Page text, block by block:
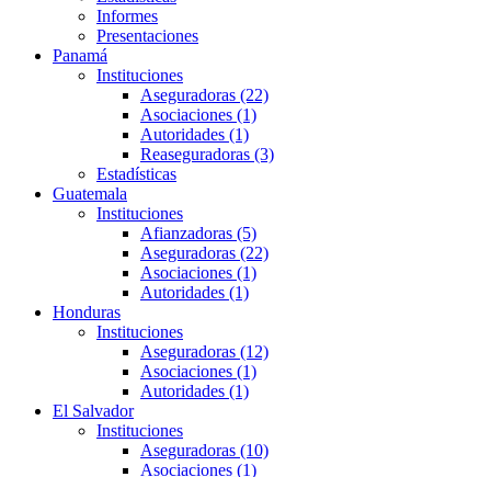
Informes
Presentaciones
Panamá
Instituciones
Aseguradoras (22)
Asociaciones (1)
Autoridades (1)
Reaseguradoras (3)
Estadísticas
Guatemala
Instituciones
Afianzadoras (5)
Aseguradoras (22)
Asociaciones (1)
Autoridades (1)
Honduras
Instituciones
Aseguradoras (12)
Asociaciones (1)
Autoridades (1)
El Salvador
Instituciones
Aseguradoras (10)
Asociaciones (1)